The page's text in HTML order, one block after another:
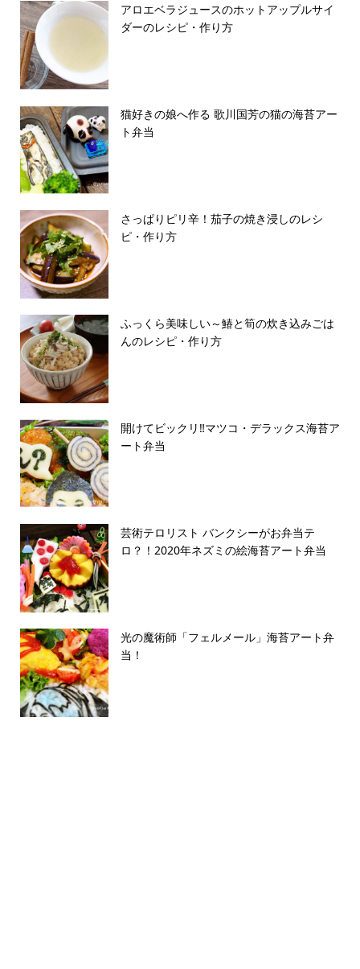
アロエベラジュースのホットアップルサイ
ダーのレシピ・作り方
猫好きの娘へ作る 歌川国芳の猫の海苔アー
ト弁当
さっぱりピリ辛！茄子の焼き浸しのレシ
ピ・作り方
ふっくら美味しい～鰆と筍の炊き込みごは
んのレシピ・作り方
開けてビックリ‼️マツコ・デラックス海苔ア
ート弁当
芸術テロリスト バンクシーがお弁当テ
ロ？！2020年ネズミの絵海苔アート弁当
光の魔術師「フェルメール」海苔アート弁
当！